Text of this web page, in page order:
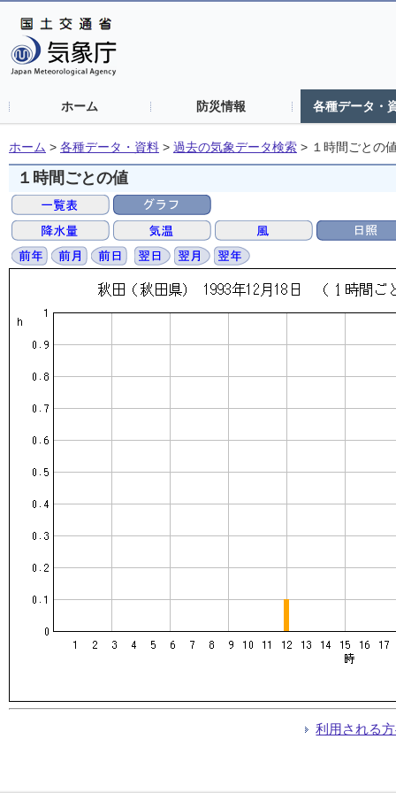
ホーム 防災情報 各種データ・
ホーム > 各種データ・資料 > 過去の気象データ検索 > １時間ごとの
１時間ごとの値
利用される